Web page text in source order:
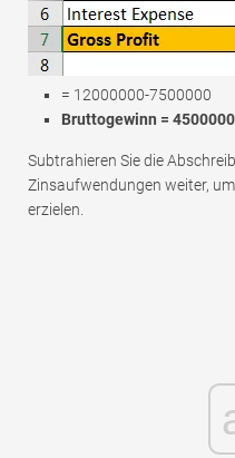
= 12000000-7500000
Bruttogewinn = 4500000
Subtrahieren Sie die
Zinsaufwendungen weiter,
erzielen.